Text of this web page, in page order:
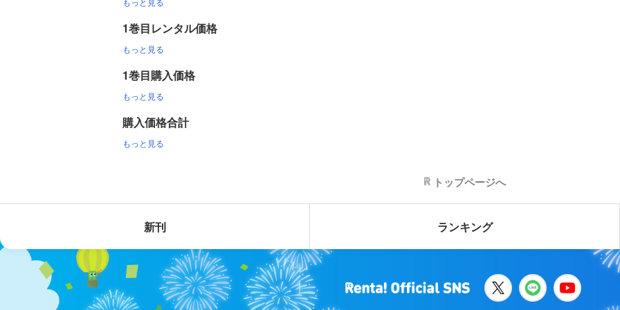
1巻目レンタル価格
もっと見る
1巻目購入価格
もっと見る
購入価格合計
もっと見る
トップページへ
新刊 ランキング